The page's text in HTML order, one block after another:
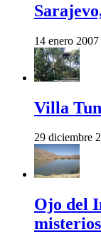
14 enero 2007
Villa
29 diciembre
Ojo del